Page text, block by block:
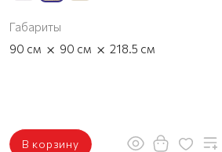
Габариты
90 см × 90 см × 218.5 см
В корзину